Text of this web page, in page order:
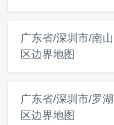
广东省/深圳市/南山
区边界地图
广东省/深圳市/罗湖
区边界地图